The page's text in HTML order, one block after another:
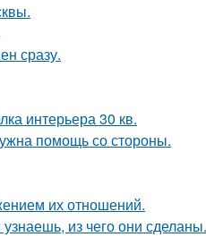
сразу.
интерьера 30 кв.
помощь со стороны.
их отношений.
из чего они сделаны.